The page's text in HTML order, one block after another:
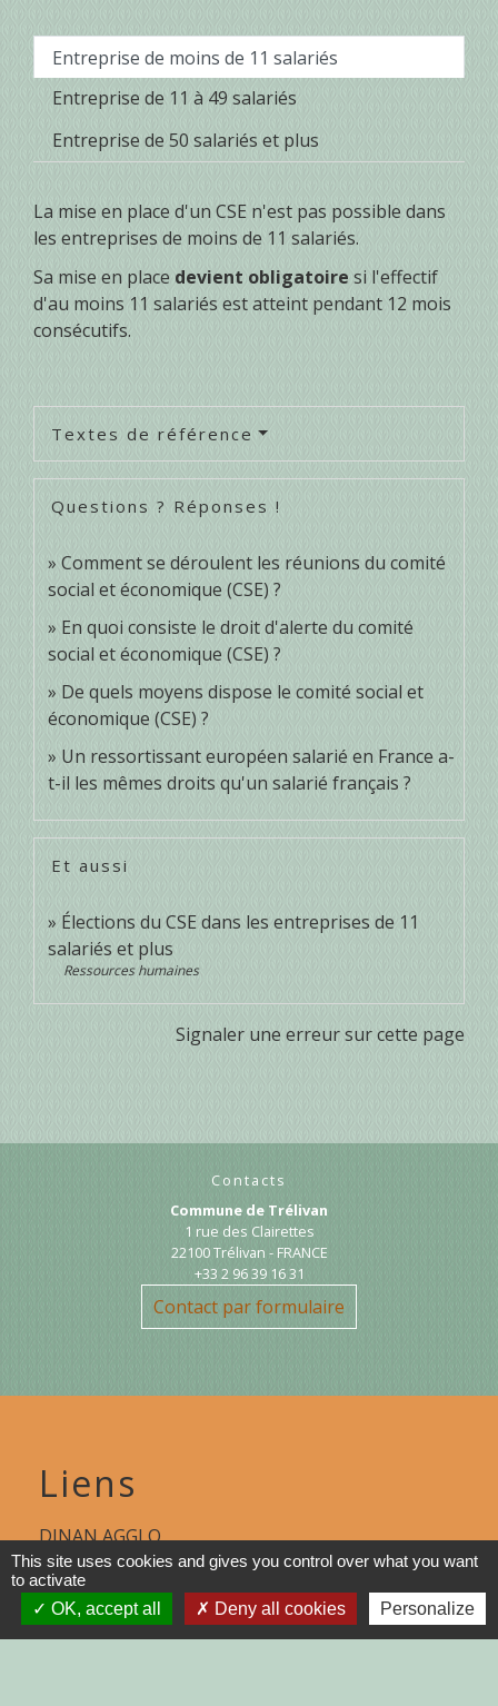
Entreprise de moins de 11 salariés
Entreprise de 11 à 49 salariés
Entreprise de 50 salariés et plus
La mise en place d'un CSE n'est pas possible dans
les entreprises de moins de 11 salariés.
Sa mise en place devient obligatoire si l'effectif
d'au moins 11 salariés est atteint pendant 12 mois
consécutifs.
Textes de référence
Questions ? Réponses !
Comment se déroulent les réunions du comité
social et économique (CSE) ?
En quoi consiste le droit d'alerte du comité
social et économique (CSE) ?
De quels moyens dispose le comité social et
économique (CSE) ?
Un ressortissant européen salarié en France a-
t-il les mêmes droits qu'un salarié français ?
Et aussi
Élections du CSE dans les entreprises de 11
salariés et plus
Ressources humaines
Signaler une erreur sur cette page
Contacts
Commune de Trélivan
1 rue des Clairettes
22100 Trélivan - FRANCE
+33 2 96 39 16 31
Contact par formulaire
Liens
DINAN AGGLO
CINEMAS DINAN
COTES D'ARMOR
This site uses cookies and gives you control over what you want
to activate
OK, accept all
Deny all cookies Personalize